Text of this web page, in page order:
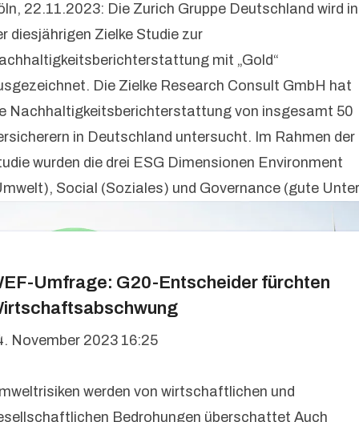
22.11.2023: Die Zurich Gruppe Deutschland wird in
diesjährigen Zielke Studie zur
mit „Gold“
Die Zielke Research Consult GmbH hat
Nachhaltigkeitsberichterstattung von insgesamt 50
in Deutschland untersucht. Im Rahmen der
wurden die drei ESG Dimensionen Environment
Social (Soziales) und Governance (gute Unter
Umfrage: G20-Entscheider fürchten
November 2023 16:25
werden von wirtschaftlichen und
Bedrohungen überschattet Auch